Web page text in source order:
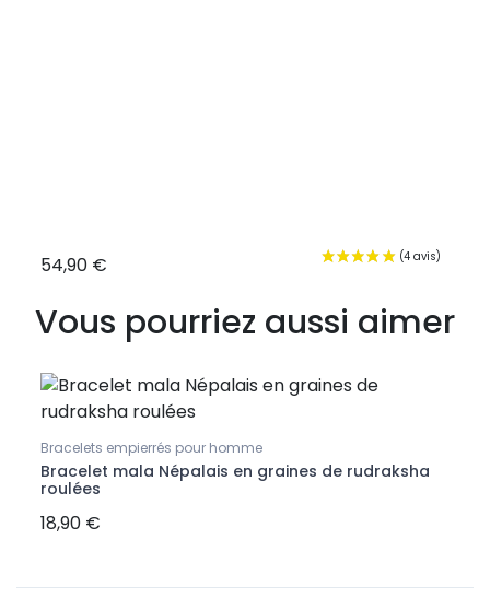
54,90 €
Vous pourriez aussi aimer
Bracelets empierrés pour homme
Bracelet mala Népalais en graines de rudraksha
roulées
18,90 €